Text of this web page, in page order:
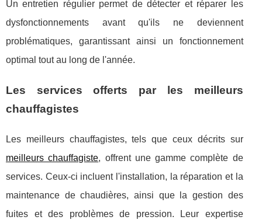
Un entretien régulier permet de détecter et réparer les
dysfonctionnements avant qu'ils ne deviennent
problématiques, garantissant ainsi un fonctionnement
optimal tout au long de l'année.
Les services offerts par les meilleurs
chauffagistes
Les meilleurs chauffagistes, tels que ceux décrits sur
meilleurs chauffagiste, offrent une gamme complète de
services. Ceux-ci incluent l'installation, la réparation et la
maintenance de chaudières, ainsi que la gestion des
fuites et des problèmes de pression. Leur expertise